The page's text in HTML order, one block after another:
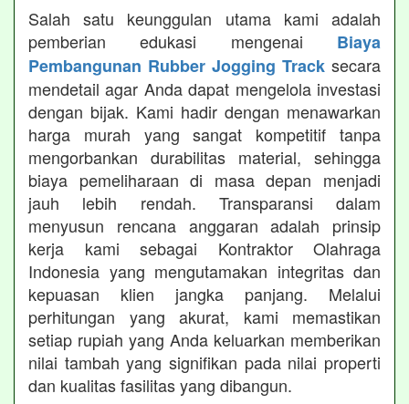
Salah satu keunggulan utama kami adalah
pemberian edukasi mengenai Biaya
Pembangunan Rubber Jogging Track secara
mendetail agar Anda dapat mengelola investasi
dengan bijak. Kami hadir dengan menawarkan
harga murah yang sangat kompetitif tanpa
mengorbankan durabilitas material, sehingga
biaya pemeliharaan di masa depan menjadi
jauh lebih rendah. Transparansi dalam
menyusun rencana anggaran adalah prinsip
kerja kami sebagai Kontraktor Olahraga
Indonesia yang mengutamakan integritas dan
kepuasan klien jangka panjang. Melalui
perhitungan yang akurat, kami memastikan
setiap rupiah yang Anda keluarkan memberikan
nilai tambah yang signifikan pada nilai properti
dan kualitas fasilitas yang dibangun.